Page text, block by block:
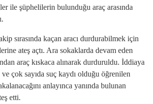
ile şüphelilerin bulunduğu araç arasında
sırasında kaçan aracı durdurabilmek için
ateş açtı. Ara sokaklarda devam eden
araç kıskaca alınarak durduruldu. İddiaya
çok sayıda suç kaydı olduğu öğrenilen
anlayınca yanında bulunan
etti.